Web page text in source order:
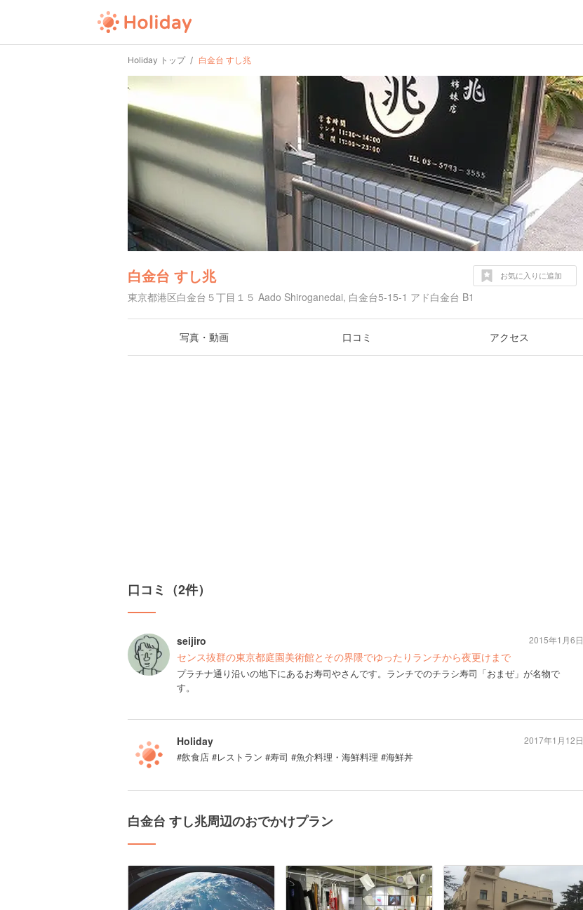
Holiday トップ 白金台 すし兆
白金台 すし兆
東京都港区白金台５丁目１５ Aado Shiroganedai, 白金台5-15-1 アド白金台 B1
お気に入りに追加
写真・動画 口コミ アクセス
口コミ（2件）
seijiro
センス抜群の東京都庭園美術館とその界隈でゆったりランチから夜更けまで
プラチナ通り沿いの地下にあるお寿司やさんです。ランチでのチラシ寿司「おまぜ」が名物で
す。
2015年1月6日
Holiday
#飲食店 #レストラン #寿司 #魚介料理・海鮮料理 #海鮮丼
2017年1月12日
白金台 すし兆周辺のおでかけプラン